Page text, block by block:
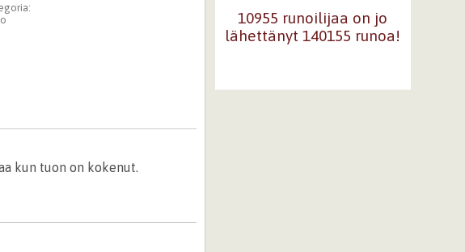
kun tuon on kokenut.
10955 runoilijaa on jo
lähettänyt 140155 runoa!